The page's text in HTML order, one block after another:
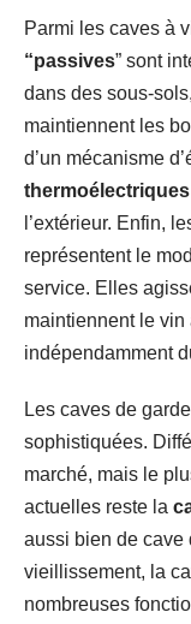
Parmi les caves à
“passives” sont
dans des sous-
maintiennent les
d’un mécanisme
thermoélectriques
l’extérieur. Enfin,
représentent le
service. Elles
maintiennent le vin
indépendamment
Les caves de
sophistiquées.
marché, mais le
actuelles reste la
aussi bien de cave
vieillissement, la
nombreuses